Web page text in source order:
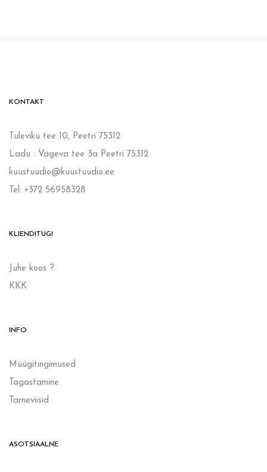
KONTAKT
Tuleviku tee 10, Peetri 75312
Ladu : Vägeva tee 3a Peetri 75312
kuustuudio@kuustuudio.ee
Tel: +372 56958328
KLIENDITUGI
Juhe koos ?
KKK
INFO
Müügitingimused
Tagastamine
Tarneviisid
ASOTSIAALNE